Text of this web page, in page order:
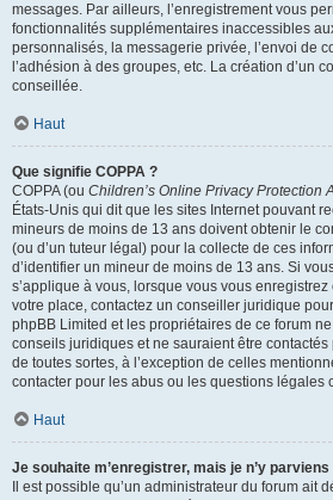
messages. Par ailleurs, l’enregistrement vous
fonctionnalités supplémentaires inaccessibles
personnalisés, la messagerie privée, l’envoi de
l’adhésion à des groupes, etc. La création d’un
conseillée.
Haut
Que signifie COPPA ?
COPPA (ou Children’s Online Privacy Protection
États-Unis qui dit que les sites Internet pouvant
mineurs de moins de 13 ans doivent obtenir le
(ou d’un tuteur légal) pour la collecte de ces
d’identifier un mineur de moins de 13 ans. Si
s’applique à vous, lorsque vous vous
votre place, contactez un conseiller juridique
phpBB Limited et les propriétaires de ce forum
conseils juridiques et ne sauraient être
de toutes sortes, à l’exception de celles
contacter pour les abus ou les questions légales
Haut
Je souhaite m’enregistrer, mais je n’y parviens
Il est possible qu’un administrateur du forum ait